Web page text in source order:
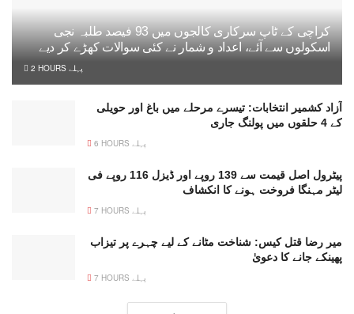
کراچی کے ٹاپ سرکاری کالجوں میں 93 فیصد طلبہ نجی
اسکولوں سے آئے، اعداد و شمار نے کئی سوالات کھڑے کر دیے
2 HOURS پہلے
آزاد کشمیر انتخابات: تیسرے مرحلے میں باغ اور حویلی
کے 4 حلقوں میں پولنگ جاری
6 HOURS پہلے
پیٹرول اصل قیمت سے 139 روپے اور ڈیزل 116 روپے فی
لیٹر مہنگا فروخت ہونے کا انکشاف
7 HOURS پہلے
میر رضا قتل کیس: شناخت مٹانے کے لیے چہرے پر تیزاب
پھینکے جانے کا دعویٰ
7 HOURS پہلے